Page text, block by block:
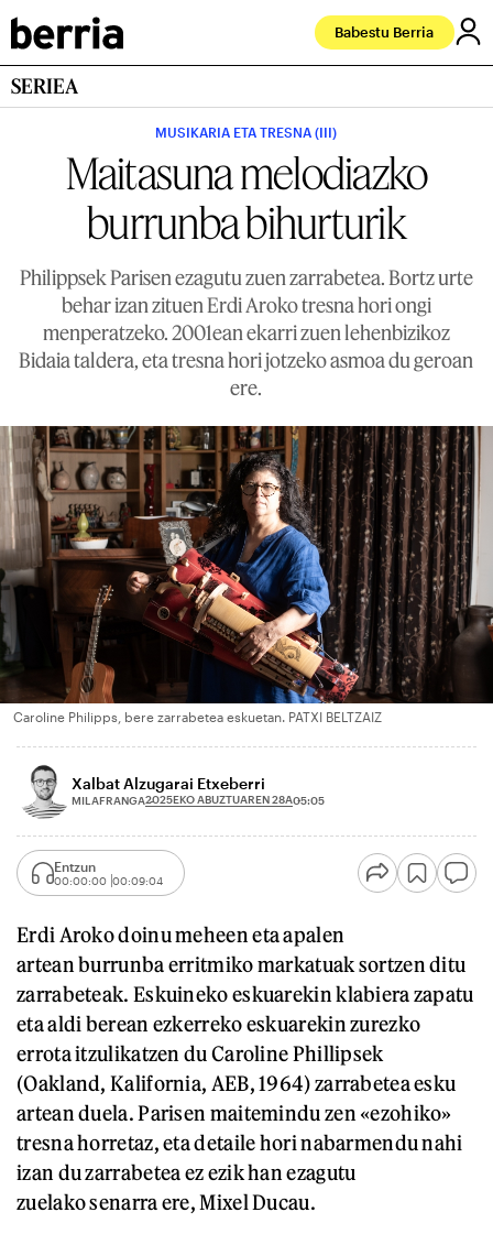
Babestu Berria
SERIEA
MUSIKARIA ETA TRESNA (III)
Maitasuna melodiazko
burrunba bihurturik
Philippsek Parisen ezagutu zuen zarrabetea. Bortz urte
behar izan zituen Erdi Aroko tresna hori ongi
menperatzeko. 2001ean ekarri zuen lehenbizikoz
Bidaia taldera, eta tresna hori jotzeko asmoa du geroan
ere.
Caroline Philipps, bere zarrabetea eskuetan. PATXI BELTZAIZ
Xalbat Alzugarai Etxeberri
MILAFRANGA2025EKO ABUZTUAREN 28A05:05
Entzun
00:00:00 00:09:04
Erdi Aroko doinu meheen eta apalen
artean burrunba erritmiko markatuak sortzen ditu
zarrabeteak. Eskuineko eskuarekin klabiera zapatu
eta aldi berean ezkerreko eskuarekin zurezko
errota itzulikatzen du Caroline Phillipsek
(Oakland, Kalifornia, AEB, 1964) zarrabetea esku
artean duela. Parisen maitemindu zen «ezohiko»
tresna horretaz, eta detaile hori nabarmendu nahi
izan du zarrabetea ez ezik han ezagutu
zuelako senarra ere, Mixel Ducau.